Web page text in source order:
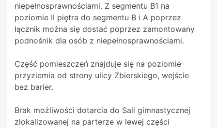
niepełnosprawnościami. Z segmentu B1 na
poziomie II piętra do segmentu B i A poprzez
łącznik można się dostać poprzez zamontowany
podnośnik dla osób z niepełnosprawnościami.
Część pomieszczeń znajduje się na poziomie
przyziemia od strony ulicy Zbierskiego, wejście
bez barier.
Brak możliwości dotarcia do Sali gimnastycznej
zlokalizowanej na parterze w lewej części